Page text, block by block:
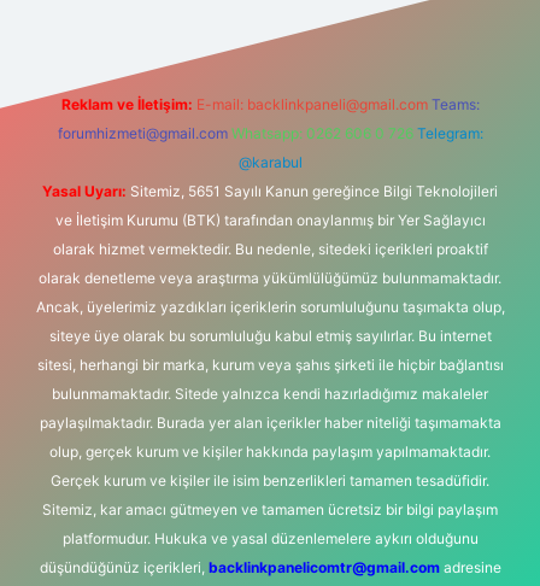
Reklam ve İletişim: E-mail: backlinkpaneli@gmail.com Teams:
forumhizmeti@gmail.com Whatsapp: 0262 606 0 726 Telegram:
@karabul
Yasal Uyarı: Sitemiz, 5651 Sayılı Kanun gereğince Bilgi Teknolojileri
ve İletişim Kurumu (BTK) tarafından onaylanmış bir Yer Sağlayıcı
olarak hizmet vermektedir. Bu nedenle, sitedeki içerikleri proaktif
olarak denetleme veya araştırma yükümlülüğümüz bulunmamaktadır.
Ancak, üyelerimiz yazdıkları içeriklerin sorumluluğunu taşımakta olup,
siteye üye olarak bu sorumluluğu kabul etmiş sayılırlar. Bu internet
sitesi, herhangi bir marka, kurum veya şahıs şirketi ile hiçbir bağlantısı
bulunmamaktadır. Sitede yalnızca kendi hazırladığımız makaleler
paylaşılmaktadır. Burada yer alan içerikler haber niteliği taşımamakta
olup, gerçek kurum ve kişiler hakkında paylaşım yapılmamaktadır.
Gerçek kurum ve kişiler ile isim benzerlikleri tamamen tesadüfidir.
Sitemiz, kar amacı gütmeyen ve tamamen ücretsiz bir bilgi paylaşım
platformudur. Hukuka ve yasal düzenlemelere aykırı olduğunu
düşündüğünüz içerikleri, backlinkpanelicomtr@gmail.comadresine